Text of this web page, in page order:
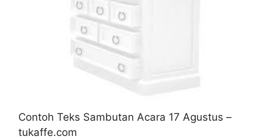
Contoh Teks Sambutan Acara 17 Agustus –
tukaffe.com